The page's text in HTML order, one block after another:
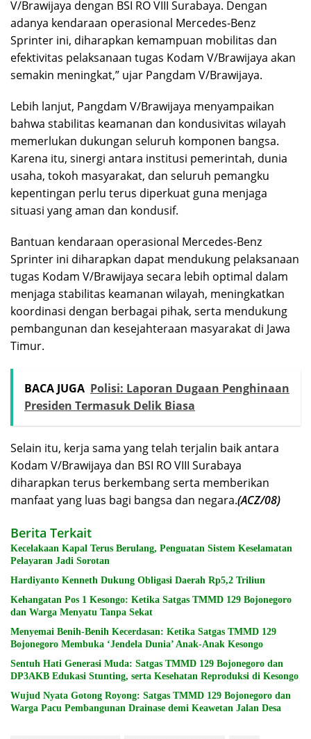
V/Brawijaya dengan BSI RO VIII Surabaya. Dengan
adanya kendaraan operasional Mercedes-Benz
Sprinter ini, diharapkan kemampuan mobilitas dan
efektivitas pelaksanaan tugas Kodam V/Brawijaya akan
semakin meningkat,” ujar Pangdam V/Brawijaya.
Lebih lanjut, Pangdam V/Brawijaya menyampaikan
bahwa stabilitas keamanan dan kondusivitas wilayah
memerlukan dukungan seluruh komponen bangsa.
Karena itu, sinergi antara institusi pemerintah, dunia
usaha, tokoh masyarakat, dan seluruh pemangku
kepentingan perlu terus diperkuat guna menjaga
situasi yang aman dan kondusif.
Bantuan kendaraan operasional Mercedes-Benz
Sprinter ini diharapkan dapat mendukung pelaksanaan
tugas Kodam V/Brawijaya secara lebih optimal dalam
menjaga stabilitas keamanan wilayah, meningkatkan
koordinasi dengan berbagai pihak, serta mendukung
pembangunan dan kesejahteraan masyarakat di Jawa
Timur.
BACA JUGA Polisi: Laporan Dugaan Penghinaan
Presiden Termasuk Delik Biasa
Selain itu, kerja sama yang telah terjalin baik antara
Kodam V/Brawijaya dan BSI RO VIII Surabaya
diharapkan terus berkembang serta memberikan
manfaat yang luas bagi bangsa dan negara.(ACZ/08)
Berita Terkait
Kecelakaan Kapal Terus Berulang, Penguatan Sistem Keselamatan
Pelayaran Jadi Sorotan
Hardiyanto Kenneth Dukung Obligasi Daerah Rp5,2 Triliun
Kehangatan Pos 1 Kesongo: Ketika Satgas TMMD 129 Bojonegoro
dan Warga Menyatu Tanpa Sekat
Menyemai Benih-Benih Kecerdasan: Ketika Satgas TMMD 129
Bojonegoro Membuka ‘Jendela Dunia’ Anak-Anak Kesongo
Sentuh Hati Generasi Muda: Satgas TMMD 129 Bojonegoro dan
DP3AKB Edukasi Stunting, serta Kesehatan Reproduksi di Kesongo
Wujud Nyata Gotong Royong: Satgas TMMD 129 Bojonegoro dan
Warga Pacu Pembangunan Drainase demi Keawetan Jalan Desa